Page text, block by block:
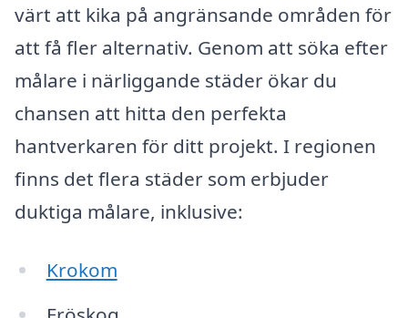
värt att kika på angränsande områden för
att få fler alternativ. Genom att söka efter
målare i närliggande städer ökar du
chansen att hitta den perfekta
hantverkaren för ditt projekt. I regionen
finns det flera städer som erbjuder
duktiga målare, inklusive:
Krokom